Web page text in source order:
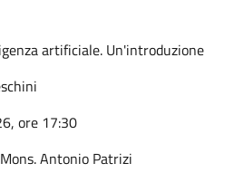
artificiale. Un'introduzione
ore 17:30
Antonio Patrizi